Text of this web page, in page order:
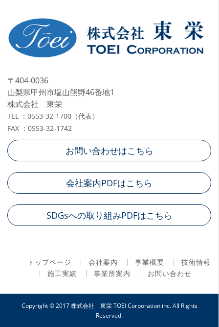
〒404-0036
山梨県甲州市塩山熊野46番地1
株式会社 東栄
TEL ：0553-32-1700（代表）
FAX ：0553-32-1742
お問い合わせはこちら
会社案内PDFはこちら
SDGsへの取り組みPDFはこちら
トップページ 会社案内 事業概要
技術情報
施工実績
事業所案内 お問い合わせ
Copyright © 2017株式会社 東栄 TOEI Corporation inc.All Rights
Reserved.